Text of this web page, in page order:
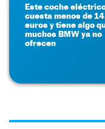
Este coche
cuesta menos de
euros y tiene algo
muchos BMW ya no
ofrecen